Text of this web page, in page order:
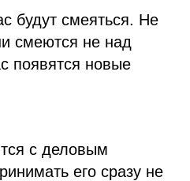
будут смеяться. Не
смеются не над
появятся новые
с деловым
его сразу не